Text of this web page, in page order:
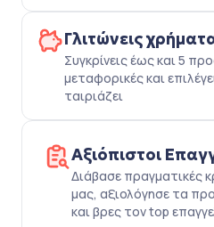
Γλιτώνεις
Συγκρίνεις έως και 5
μεταφορικές και
ταιριάζει
Αξιόπιστοι
Διάβασε πραγματικές
μας, αξιολόγησε τα
και βρες τον top